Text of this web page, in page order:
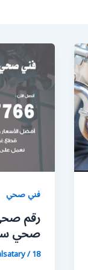
فني صحي
صحي
/18 مايو، 2020